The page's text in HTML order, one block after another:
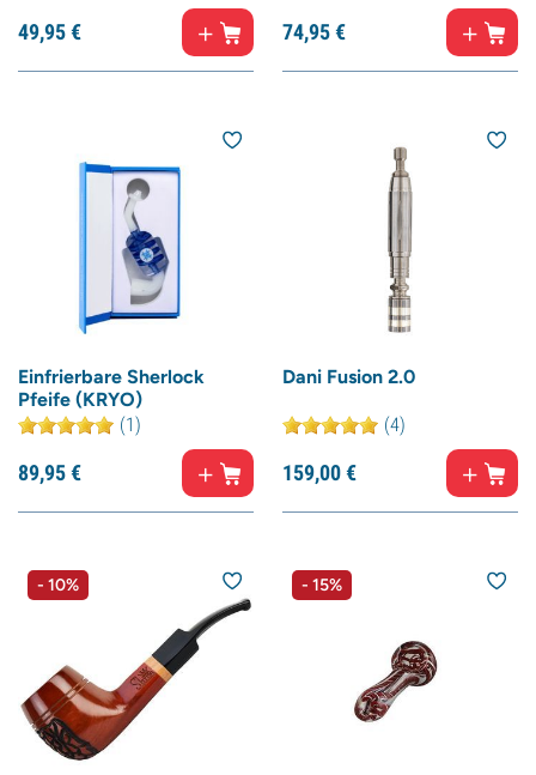
49,95€ 74,95€
Einfrierbare Sherlock
Pfeife (KRYO)
(1)
89,95€
Dani Fusion 2.0
(4)
159,00€
- 10% - 15%